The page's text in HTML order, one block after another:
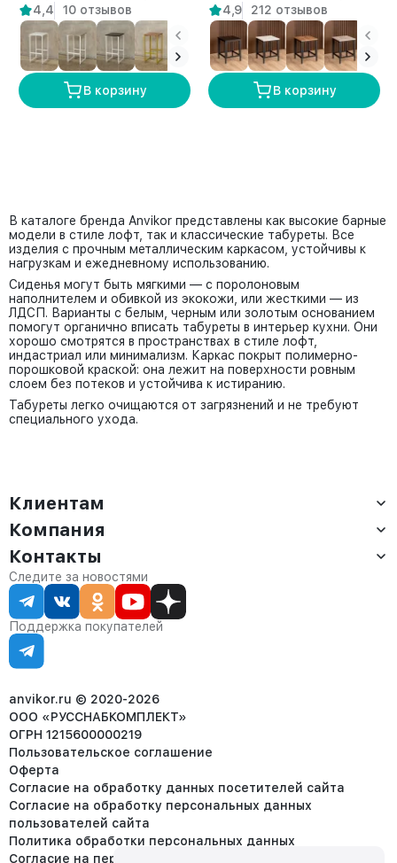
4,4 10 отзывов
В корзину
амаретто
4,9 212 отзывов
В корзину
В каталоге бренда Anvikor представлены как высокие барные
модели в стиле лофт, так и классические табуреты. Все
изделия с прочным металлическим каркасом, устойчивы к
нагрузкам и ежедневному использованию.
Сиденья могут быть мягкими — с поролоновым
наполнителем и обивкой из экокожи, или жесткими — из
ЛДСП. Варианты с белым, черным или золотым основанием
помогут органично вписать табуреты в интерьер кухни. Они
хорошо смотрятся в пространствах в стиле лофт,
индастриал или минимализм. Каркас покрыт полимерно-
порошковой краской: она лежит на поверхности ровным
слоем без потеков и устойчива к истиранию.
Табуреты легко очищаются от загрязнений и не требуют
специального ухода.
Клиентам
Доставка
Оплата
Сервис
Статус заказа
Статьи
Компания
О компании
Контакты
Партнёрам
Контакты
Отдел продаж:
8 (800) 234-22-62
corp@anvikor.ru
Ежедневно, с 7:00-19:00 (МСК)
Отдел рекламации:
8 (953) 455-25-61
Следите за новостями
Поддержка покупателей
anvikor.ru © 2020-2026
ООО «РУССНАБКОМПЛЕКТ»
ОГРН 1215600000219
Пользовательское соглашение
Оферта
Согласие на обработку данных посетителей сайта
Согласие на обработку персональных данных
пользователей сайта
Политика обработки персональных данных
Согласие на передачу персональных данных третьим